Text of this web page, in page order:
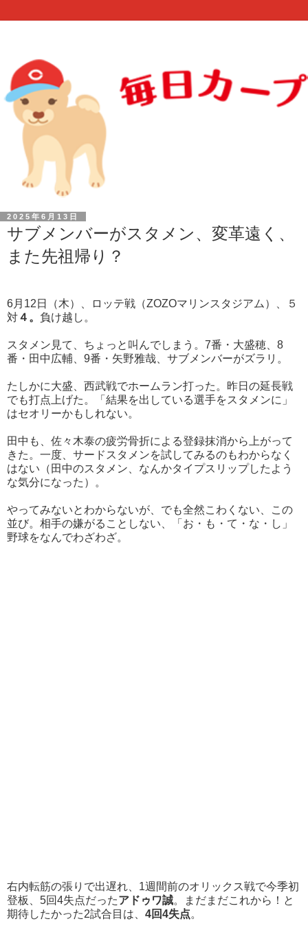
2025年6月13日
サブメンバーがスタメン、変革遠く、
また先祖帰り？
6月12日（木）、ロッテ戦（ZOZOマリンスタジアム）、
５
対４ 。 負け越し。
スタメン見て、ちょっと叫んでしまう。7番・大盛穂、8
番・田中広輔、9番・矢野雅哉、 サブメンバーがズラリ。
たしかに大盛、西武戦でホームラン打った。昨日の延長戦
でも打点上げた。「結果を出している選手をスタメンに」
はセオリーかもしれない。
田中も、佐々木泰の疲労骨折による登録抹消から上がって
きた。一度、サードスタメンを試してみるのもわからなく
はない（田中のスタメン、なんかタイプスリップしたよう
な気分になった）。
やってみないとわからないが、でも全然こわくない、この
並び。相手の嫌がることしない、「お・も・て・な・し」
野球をなんでわざわざ。
右内転筋の張りで出遅れ、1週間前のオリックス戦で今季初
登板、5回4失点だったアドゥワ誠。まだまだこれから！と
期待したかった2試合目は、 4回4失点。